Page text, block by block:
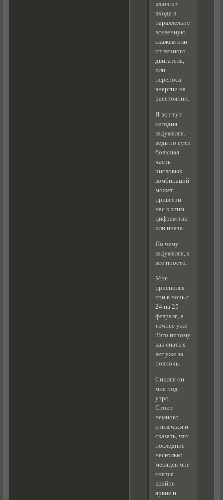
ключ от
входа в
параллельную
вселенную
скажем или
от вечного
двигателя,
или
переноса
энергии на
расстоянии.
Я вот тут
сегодня
задумался.
ведь по сути
большая
часть
числовых
комбинаций
может
привести
нас к этим
цифрам так
или иначе.
По чему
задумался, а
все просто.
Мне
приснился
сон в ночь с
24 на 25
февраля, а
точнее уже
25го потому
как спать я
лег уже за
полночь.
Снился он
мне под
утро.
Стоит
немного
отвлечься и
сказать, что
последние
несколько
месяцев мне
снятся
крайне
яркие и